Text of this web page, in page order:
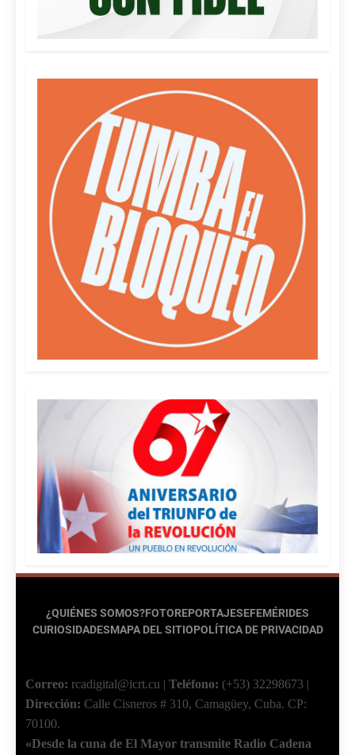
¿QUIÉNES SOMOS?FOTOREPORTAJESEFEMÉRIDES
CURIOSIDADESMAPA DEL SITIOPOLÍTICA DE PRIVACIDAD
Correo: rcadigital@icrt.cu | Teléfono: (+53) 32298673 |
Dirección: Calle Cisneros # 310, Camagüey, Cuba. CP:
70100.
«Desde la cuna de El Mayor transmite Radio Cadena